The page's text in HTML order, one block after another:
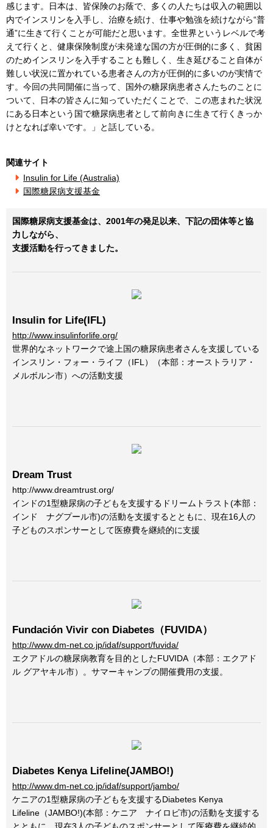
感じます。日本は、皆保険のお蔭で、多くの人たちは収入の範囲以
内でインスリンを入手し、治療を続け、仕事や勉強を続けながら“普
通”に生きて行くことが可能だと思います。全世界というレベルで考
えて行くと、健康保険制度が未発達な国の方が圧倒的に多く、貧困
のためインスリンを入手することも難しく、生き延びること自体が
難しい状況に置かれている患者さんの方が圧倒的に多いのが実情で
す。今回の共同開催に当って、国外の糖尿病患者さんたちのことに
ついて、日本の皆さんに知っていただくことで、この恵まれた状況
にある日本という国で糖尿病患者として前向きに生きて行くきっか
けとなれば幸いです。」と話している。
関連サイト
Insulin for Life (Australia)
国際糖尿病支援基金
国際糖尿病支援基金は、2001年の発足以来、下記の団体等と協
力しながら、
支援活動を行ってきました。
Insulin for Life(IFL)
http://www.insulinforlife.org/
世界的なネットワークで途上国の糖尿病患者さんを支援している
インスリン・フォー・ライフ（IFL）（本部：オーストラリア・
メルボルン市）への活動支援
Dream Trust
http://www.dreamtrust.org/
インドの1型糖尿病の子どもを支援するドリームトラスト(本部：
インド ナグプール市)の活動を支援するとともに、現在16人の
子どものスポンサーとして医療費を継続的に支援
Fundación Vivir con Diabetes（FUVIDA）
http://www.dm-net.co.jp/idaf/support/fuvida/
エクアドルの糖尿病教育を目的としたFUVIDA（本部：エクアド
ル グアヤキル市）。サマーキャンプの開催費用の支援。
Diabetes Kenya Lifeline(JAMBO!)
http://www.dm-net.co.jp/idaf/support/jambo/
ケニアの1型糖尿病の子どもを支援するDiabetes Kenya
Lifeline（JAMBO!)(本部：ケニア ナイロビ市)の活動を支援する